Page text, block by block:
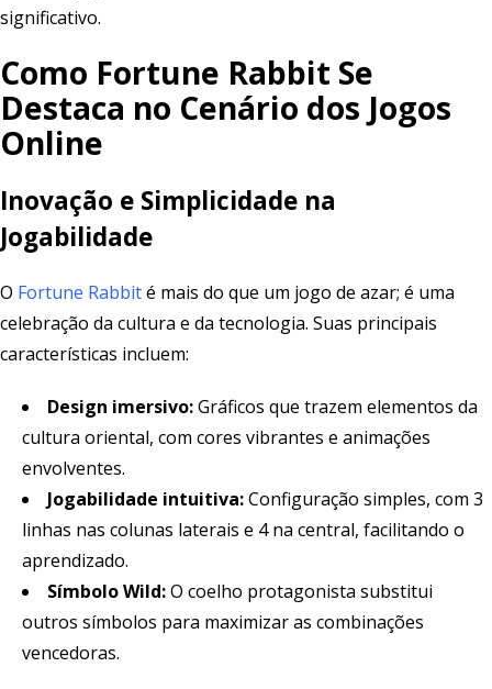
significativo.
Como Fortune Rabbit Se
Destaca no Cenário dos Jogos
Online
Inovação e Simplicidade na
Jogabilidade
O Fortune Rabbité mais do que um jogo de azar; é uma
celebração da cultura e da tecnologia. Suas principais
características incluem:
Design imersivo:Gráficos que trazem elementos da
cultura oriental, com cores vibrantes e animações
envolventes.
Jogabilidade intuitiva:Configuração simples, com 3
linhas nas colunas laterais e 4 na central, facilitando o
aprendizado.
Símbolo Wild:O coelho protagonista substitui
outros símbolos para maximizar as combinações
vencedoras.